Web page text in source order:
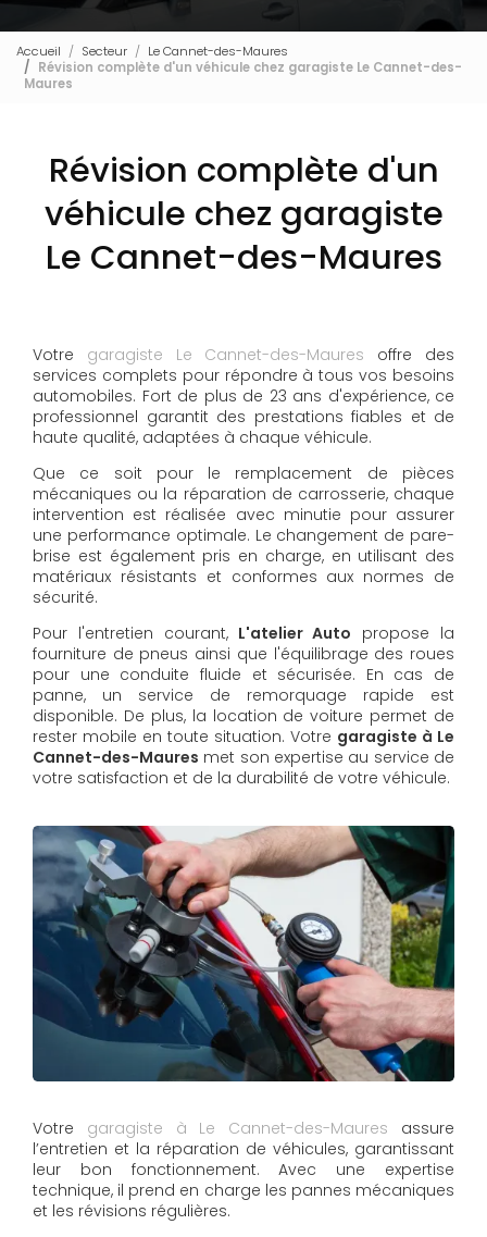
Accueil Secteur
Le Cannet-des-Maures
Révision complète d'un véhicule chez garagiste Le Cannet-des-
Maures
Révision complète d'un
véhicule chez garagiste
Le Cannet-des-Maures
Votre garagiste Le Cannet-des-Maures offre des
services complets pour répondre à tous vos besoins
automobiles. Fort de plus de 23 ans d'expérience, ce
professionnel garantit des prestations fiables et de
haute qualité, adaptées à chaque véhicule.
Que ce soit pour le remplacement de pièces
mécaniques ou la réparation de carrosserie, chaque
intervention est réalisée avec minutie pour assurer
une performance optimale. Le changement de pare-
brise est également pris en charge, en utilisant des
matériaux résistants et conformes aux normes de
sécurité.
Pour l'entretien courant,L'atelier Auto propose la
fourniture de pneus ainsi que l'équilibrage des roues
pour une conduite fluide et sécurisée. En cas de
panne, un service de remorquage rapide est
disponible. De plus, la location de voiture permet de
rester mobile en toute situation. Votre garagiste à Le
Cannet-des-Maures met son expertise au service de
votre satisfaction et de la durabilité de votre véhicule.
Votre garagiste à Le Cannet-des-Maures assure
l’entretien et la réparation de véhicules, garantissant
leur bon fonctionnement. Avec une expertise
technique, il prend en charge les pannes mécaniques
et les révisions régulières.